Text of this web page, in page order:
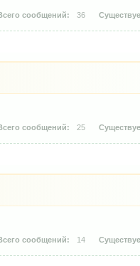
36
25
14